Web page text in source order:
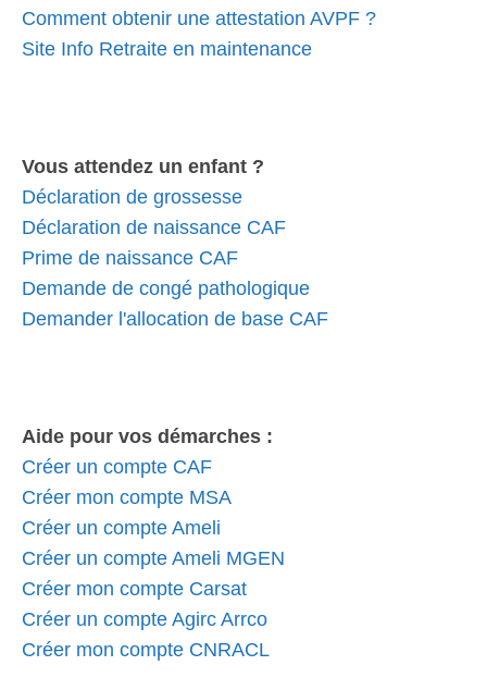
Comment obtenir une attestation AVPF ?
Site Info Retraite en maintenance
Vous attendez un enfant ?
Déclaration de grossesse
Déclaration de naissance CAF
Prime de naissance CAF
Demande de congé pathologique
Demander l'allocation de base CAF
Aide pour vos démarches :
Créer un compte CAF
Créer mon compte MSA
Créer un compte Ameli
Créer un compte Ameli MGEN
Créer mon compte Carsat
Créer un compte Agirc Arrco
Créer mon compte CNRACL